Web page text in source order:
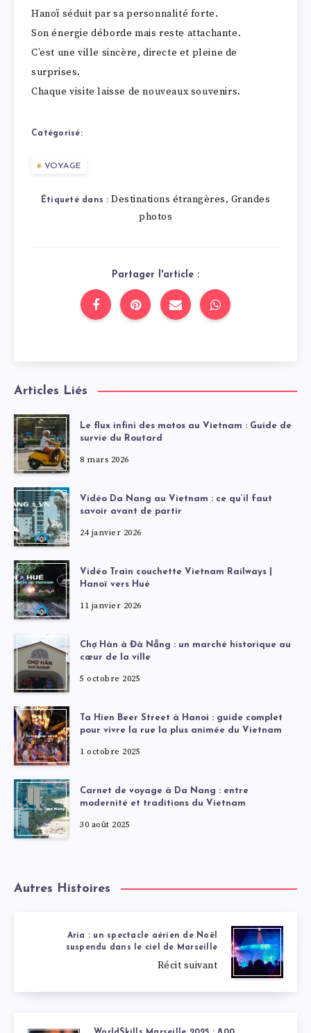
Hanoï séduit par sa personnalité forte.
Son énergie déborde mais reste attachante.
C’est une ville sincère, directe et pleine de
surprises.
Chaque visite laisse de nouveaux souvenirs.
Catégorisé:
VOYAGE
Étiqueté dans : Destinations étrangères, Grandes
photos
Partager l'article :
Articles Liés
Le flux infini des motos au Vietnam : Guide de
survie du Routard
8 mars 2026
Vidéo Da Nang au Vietnam : ce qu’il faut
savoir avant de partir
24 janvier 2026
Vidéo Train couchette Vietnam Railways |
Hanoï vers Hué
11 janvier 2026
Chợ Hàn à Đà Nẵng : un marché historique au
cœur de la ville
5 octobre 2025
Ta Hien Beer Street à Hanoi : guide complet
pour vivre la rue la plus animée du Vietnam
1 octobre 2025
Carnet de voyage à Da Nang : entre
modernité et traditions du Vietnam
30 août 2025
Autres Histoires
Aria : un spectacle aérien de Noël
suspendu dans le ciel de Marseille
Récit suivant